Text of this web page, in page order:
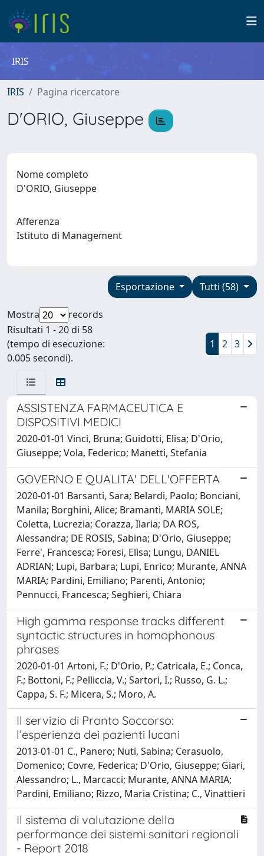
IRIS
IRIS Pagina ricercatore
D'ORIO, Giuseppe
Nome completo
D'ORIO, Giuseppe
Afferenza
Istituto di Management
Tutti (58)
Esportazione
Mostra
records
Risultati 1 - 20 di 58
(tempo di esecuzione:
0.005 secondi).
1 2 3
ASSISTENZA FARMACEUTICA E
DISPOSITIVI MEDICI
2020-01-01 Vinci, Bruna; Guidotti, Elisa; D'Orio,
Giuseppe; Vola, Federico; Manetti, Stefania
GOVERNO E QUALITA' DELL'OFFERTA
2020-01-01 Barsanti, Sara; Belardi, Paolo; Bonciani,
Manila; Borghini, Alice; Bramanti, MARIA SOLE;
Coletta, Lucrezia; Corazza, Ilaria; DA ROS,
Alessandra; DE ROSIS, Sabina; D'Orio, Giuseppe;
Ferre', Francesca; Foresi, Elisa; Lungu, DANIEL
ADRIAN; Lupi, Barbara; Lupi, Enrico; Murante, ANNA
MARIA; Pardini, Emiliano; Parenti, Antonio;
Pennucci, Francesca; Seghieri, Chiara
High gamma response tracks different
syntactic structures in homophonous
phrases
2020-01-01 Artoni, F.; D'Orio, P.; Catricala, E.; Conca,
F.; Bottoni, F.; Pelliccia, V.; Sartori, I.; Russo, G. L.;
Cappa, S. F.; Micera, S.; Moro, A.
Il servizio di Pronto Soccorso:
l’esperienza dei pazienti lucani
2013-01-01 C., Panero; Nuti, Sabina; Cerasuolo,
Domenico; Covre, Federica; D'Orio, Giuseppe; Giari,
Alessandro; L., Marcacci; Murante, ANNA MARIA;
Pardini, Emiliano; Rizzo, Maria Cristina; C., Vinattieri
Il sistema di valutazione della
performance dei sistemi sanitari regionali
- Report 2018